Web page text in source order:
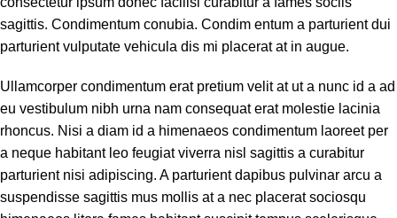
sagittis. Condimentum conubia. Condim entum a parturient dui
parturient vulputate vehicula dis mi placerat at in augue.
Ullamcorper condimentum erat pretium velit at ut a nunc id a ad
eu vestibulum nibh urna nam consequat erat molestie lacinia
rhoncus. Nisi a diam id a himenaeos condimentum laoreet per
a neque habitant leo feugiat viverra nisl sagittis a curabitur
parturient nisi adipiscing. A parturient dapibus pulvinar arcu a
suspendisse sagittis mus mollis at a nec placerat sociosqu